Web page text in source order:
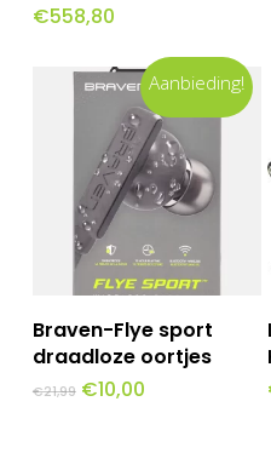
€558,80
Aanbieding!
Toevoegen Aan
Winkelwagen
Braven-Flye sport
draadloze oortjes
€21,99 Oorspronkelijke
prijs
€10,00Huidige